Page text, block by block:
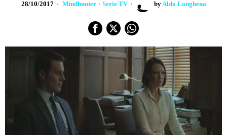
28/10/2017 Mindhunter · Serie TV by Aldo Longhena